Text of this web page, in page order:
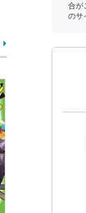
合が
のサ